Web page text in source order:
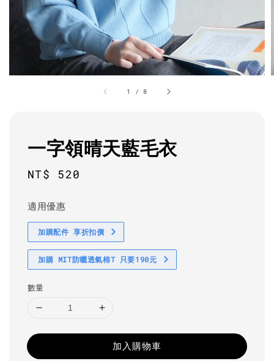
1 / 8
一字領晴天藍毛衣
Regular
NT$ 520
適用優惠
加購配件 享折扣價
加購 MIT防曬透氣棉T 只要190元
數量
加入購物車